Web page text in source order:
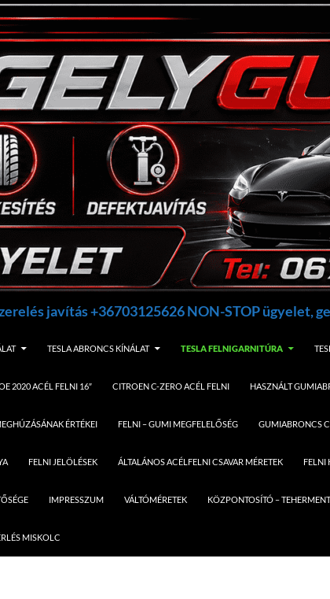
javítás +36703125626 NON-STOP ügyelet,
TESLA ABRONCS KÍNÁLAT TESLA FELNIGARNITÚRA
2020 ACÉL FELNI 16″ CITROEN C-ZERO ACÉL FELNI HASZNÁLT
ÉRTÉKEI FELNI – GUMI MEGFELELŐSÉG GUMIABRONCS
FELNI JELÖLÉSEK ÁLTALÁNOS ACÉLFELNI CSAVAR MÉRETEK FELNI
IMPRESSZUM VÁLTÓMÉRETEK KÖZPONTOSÍTÓ –
MISKOLC